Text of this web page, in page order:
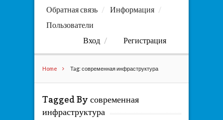
Обратная связь
Информация
Пользователи
Вход
Регистрация
Home Tag: современная инфраструктура
Tagged By современная
инфраструктура